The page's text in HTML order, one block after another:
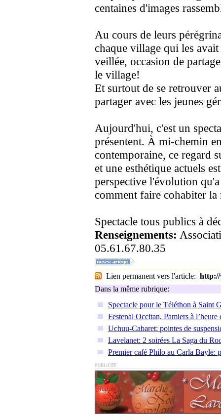
centaines d'images
Au cours de leurs
chaque village qui les
veillée, occasion de
le village!
Et surtout de se retrouver
partager avec les jeunes
Aujourd'hui, c'est un
présentent. À mi-chemin
contemporaine, ce regard
et une esthétique actuels
perspective l'évolution
comment faire cohabiter
Spectacle tous publics à
Renseignements:
05.61.67.80.35
Lien permanent vers l'article: http://
Dans la même rubrique:
Spectacle pour le Téléthon à Saint
Festenal Occitan, Pamiers à l’heure
Uchuu-Cabaret: pointes de
Lavelanet: 2 soirées La Saga du
Premier café Philo au Carla Bayle: